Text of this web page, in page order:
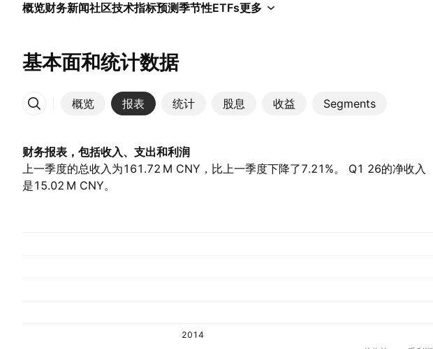
概览财务新闻社区技术指标预测季节性ETFs更多
基本面和统计数据
概览 报表 统计 股息 收益 Segments
更多
财务报表，包括收入、支出和利润
上一季度的总收入为‪161.72 M‬ CNY，比上一季度下降了7.21%。 Q1 26的净收入
是‪15.02 M‬ CNY。
2014